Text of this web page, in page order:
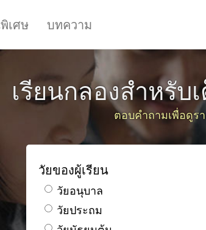
เศษ บทความ
เรียนกลองสำหรั
ตอบคำถามเพื่อดู
วัยของผู้เรียน
วัยอนุบาล
วัยประถม